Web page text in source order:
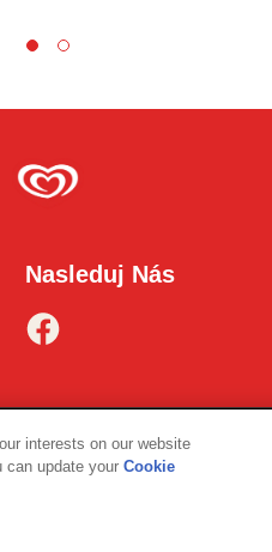
Nasleduj Nás
interests on our website
can update your Cookie